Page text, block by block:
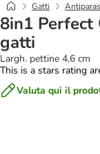
Gatti
8in1 Perfect
gatti
Largh. pettine 4,6 cm
This is a stars rating
Valuta qui il